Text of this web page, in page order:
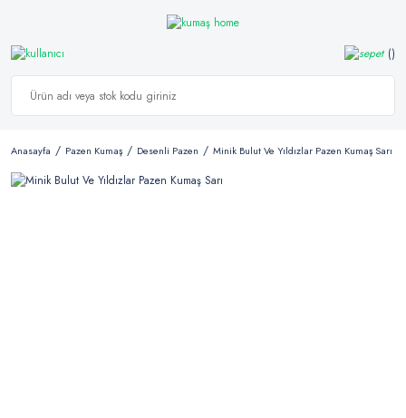
Anasayfa Pazen Kumaş Desenli Pazen Minik Bulut Ve Yıldızlar Pazen Kumaş Sarı